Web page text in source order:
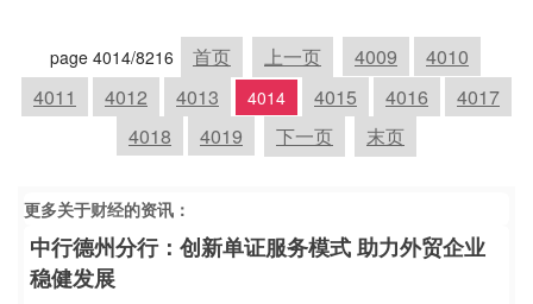
page 4014/8216 首页 上一页 4009
4010
4011
4012 4013 4014 4015 4016
4017
4018
4019 下一页 末页
更多关于财经的资讯：
中行德州分行：创新单证服务模式 助力外贸企业
稳健发展